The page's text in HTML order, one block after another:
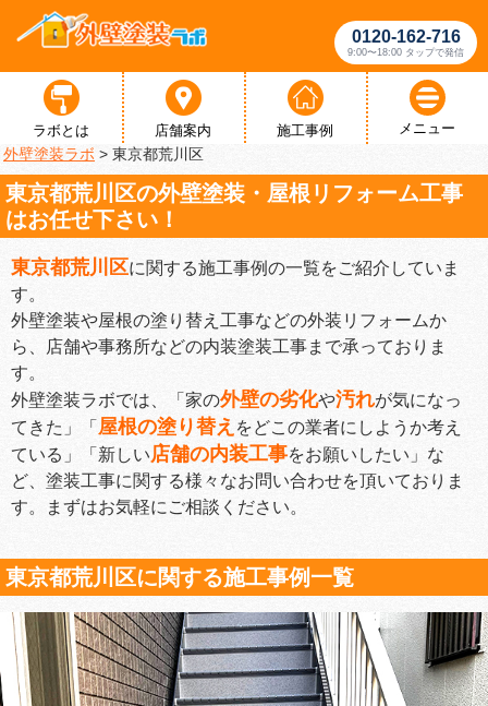
0120-162-716
9:00〜18:00 タップで発信
ラボとは 店舗案内 施工事例 メニュー
外壁塗装ラボ > 東京都荒川区
東京都荒川区の外壁塗装・屋根リフォーム工事
はお任せ下さい！
東京都荒川区に関する施工事例の一覧をご紹介していま
す。
外壁塗装や屋根の塗り替え工事などの外装リフォームか
ら、店舗や事務所などの内装塗装工事まで承っておりま
す。
外壁塗装ラボでは、「家の外壁の劣化や汚れが気になっ
てきた」「 屋根の塗り替え をどこの業者にしようか考え
ている」「新しい店舗の内装工事をお願いしたい」な
ど、塗装工事に関する様々なお問い合わせを頂いておりま
す。まずはお気軽にご相談ください。
東京都荒川区に関する施工事例一覧